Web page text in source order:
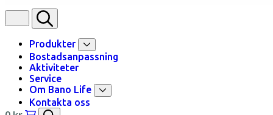
Produkter
Bostadsanpassning
Aktiviteter
Service
Om Bano Life
Kontakta oss